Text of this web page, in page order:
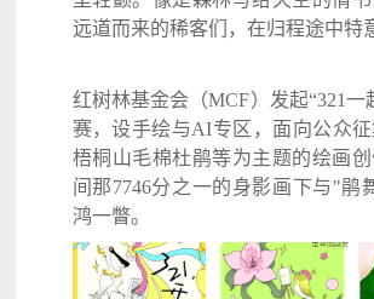
远道而来的稀客们，在归程途中特
红树林基金会（MCF）发起“321一
赛，设手绘与AI专区，面向公众
梧桐山毛棉杜鹃等为主题的绘画
间那7746分之一的身影画下与"鹃
鸿一瞥。